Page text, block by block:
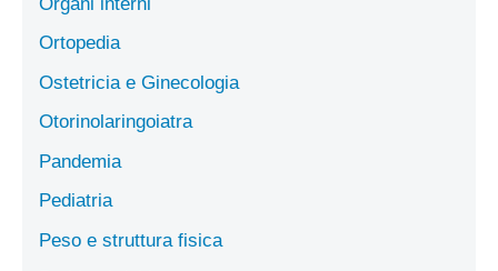
Ortopedia
Ostetricia e Ginecologia
Otorinolaringoiatra
Pandemia
Pediatria
Peso e struttura fisica